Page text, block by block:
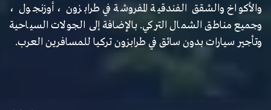
والأكواخ والشقق الفندقية المفروشة في طرابزون ، أوزنجول ،
وجميع مناطق الشمال التركي. بالإضافة إلى الجولات السياحية
وتأجير سيارات بدون سائق في طرابزون تركيا للمسافرين العرب.